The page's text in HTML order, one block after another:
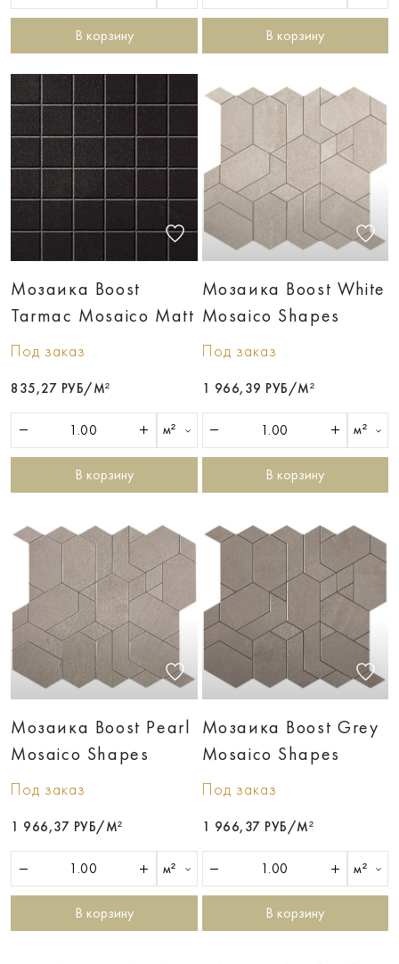
В корзину В корзину
Мозаика Boost
Tarmac Mosaico Matt
Под заказ
835,27 РУБ/М²
м²
В корзину
Мозаика Boost White
Mosaico Shapes
Под заказ
1 966,39 РУБ/М²
м²
В корзину
Мозаика Boost Pearl
Mosaico Shapes
Под заказ
1 966,37 РУБ/М²
м²
В корзину
Мозаика Boost Grey
Mosaico Shapes
Под заказ
1 966,37 РУБ/М²
м²
В корзину